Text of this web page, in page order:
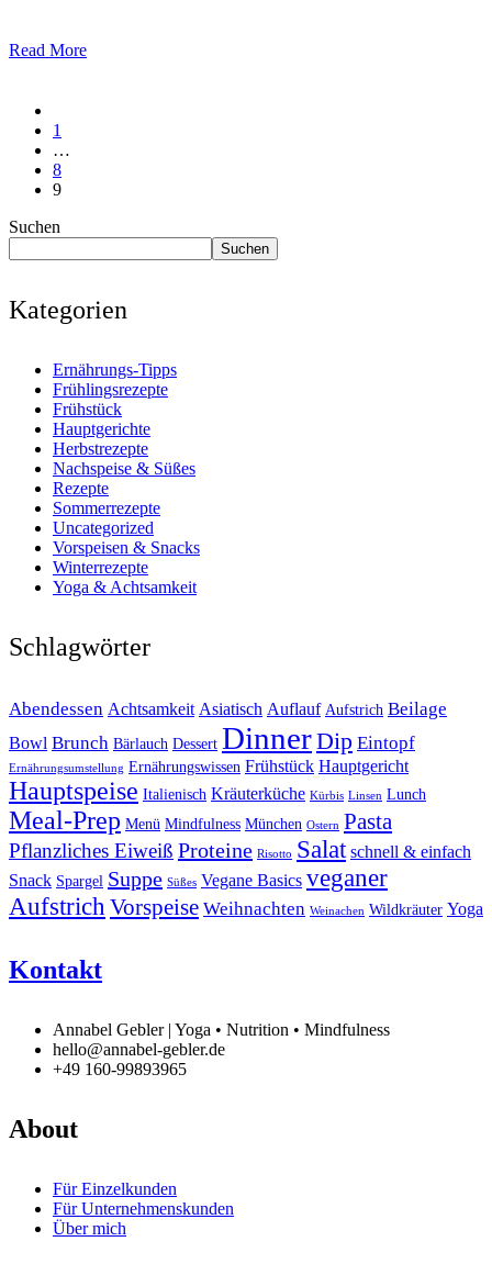
Read More
1
…
8
9
Suchen
Suchen
Kategorien
Ernährungs-Tipps
Frühlingsrezepte
Frühstück
Hauptgerichte
Herbstrezepte
Nachspeise & Süßes
Rezepte
Sommerrezepte
Uncategorized
Vorspeisen & Snacks
Winterrezepte
Yoga & Achtsamkeit
Schlagwörter
Abendessen Achtsamkeit Asiatisch Auflauf Aufstrich Beilage
Bowl Brunch Bärlauch Dessert DinnerDip Eintopf
Ernährungsumstellung Ernährungswissen Frühstück Hauptgericht
Hauptspeise Italienisch Kräuterküche Kürbis Linsen Lunch
Meal-Prep Menü Mindfulness München Ostern Pasta
Pflanzliches Eiweiß Proteine Risotto Salat schnell & einfach
Snack Spargel Suppe Süßes Vegane Basics veganer
Aufstrich Vorspeise Weihnachten Weinachen Wildkräuter Yoga
Kontakt
Annabel Gebler | Yoga • Nutrition • Mindfulness
hello@annabel-gebler.de
+49 160-99893965
About
Für Einzelkunden
Für Unternehmenskunden
Über mich